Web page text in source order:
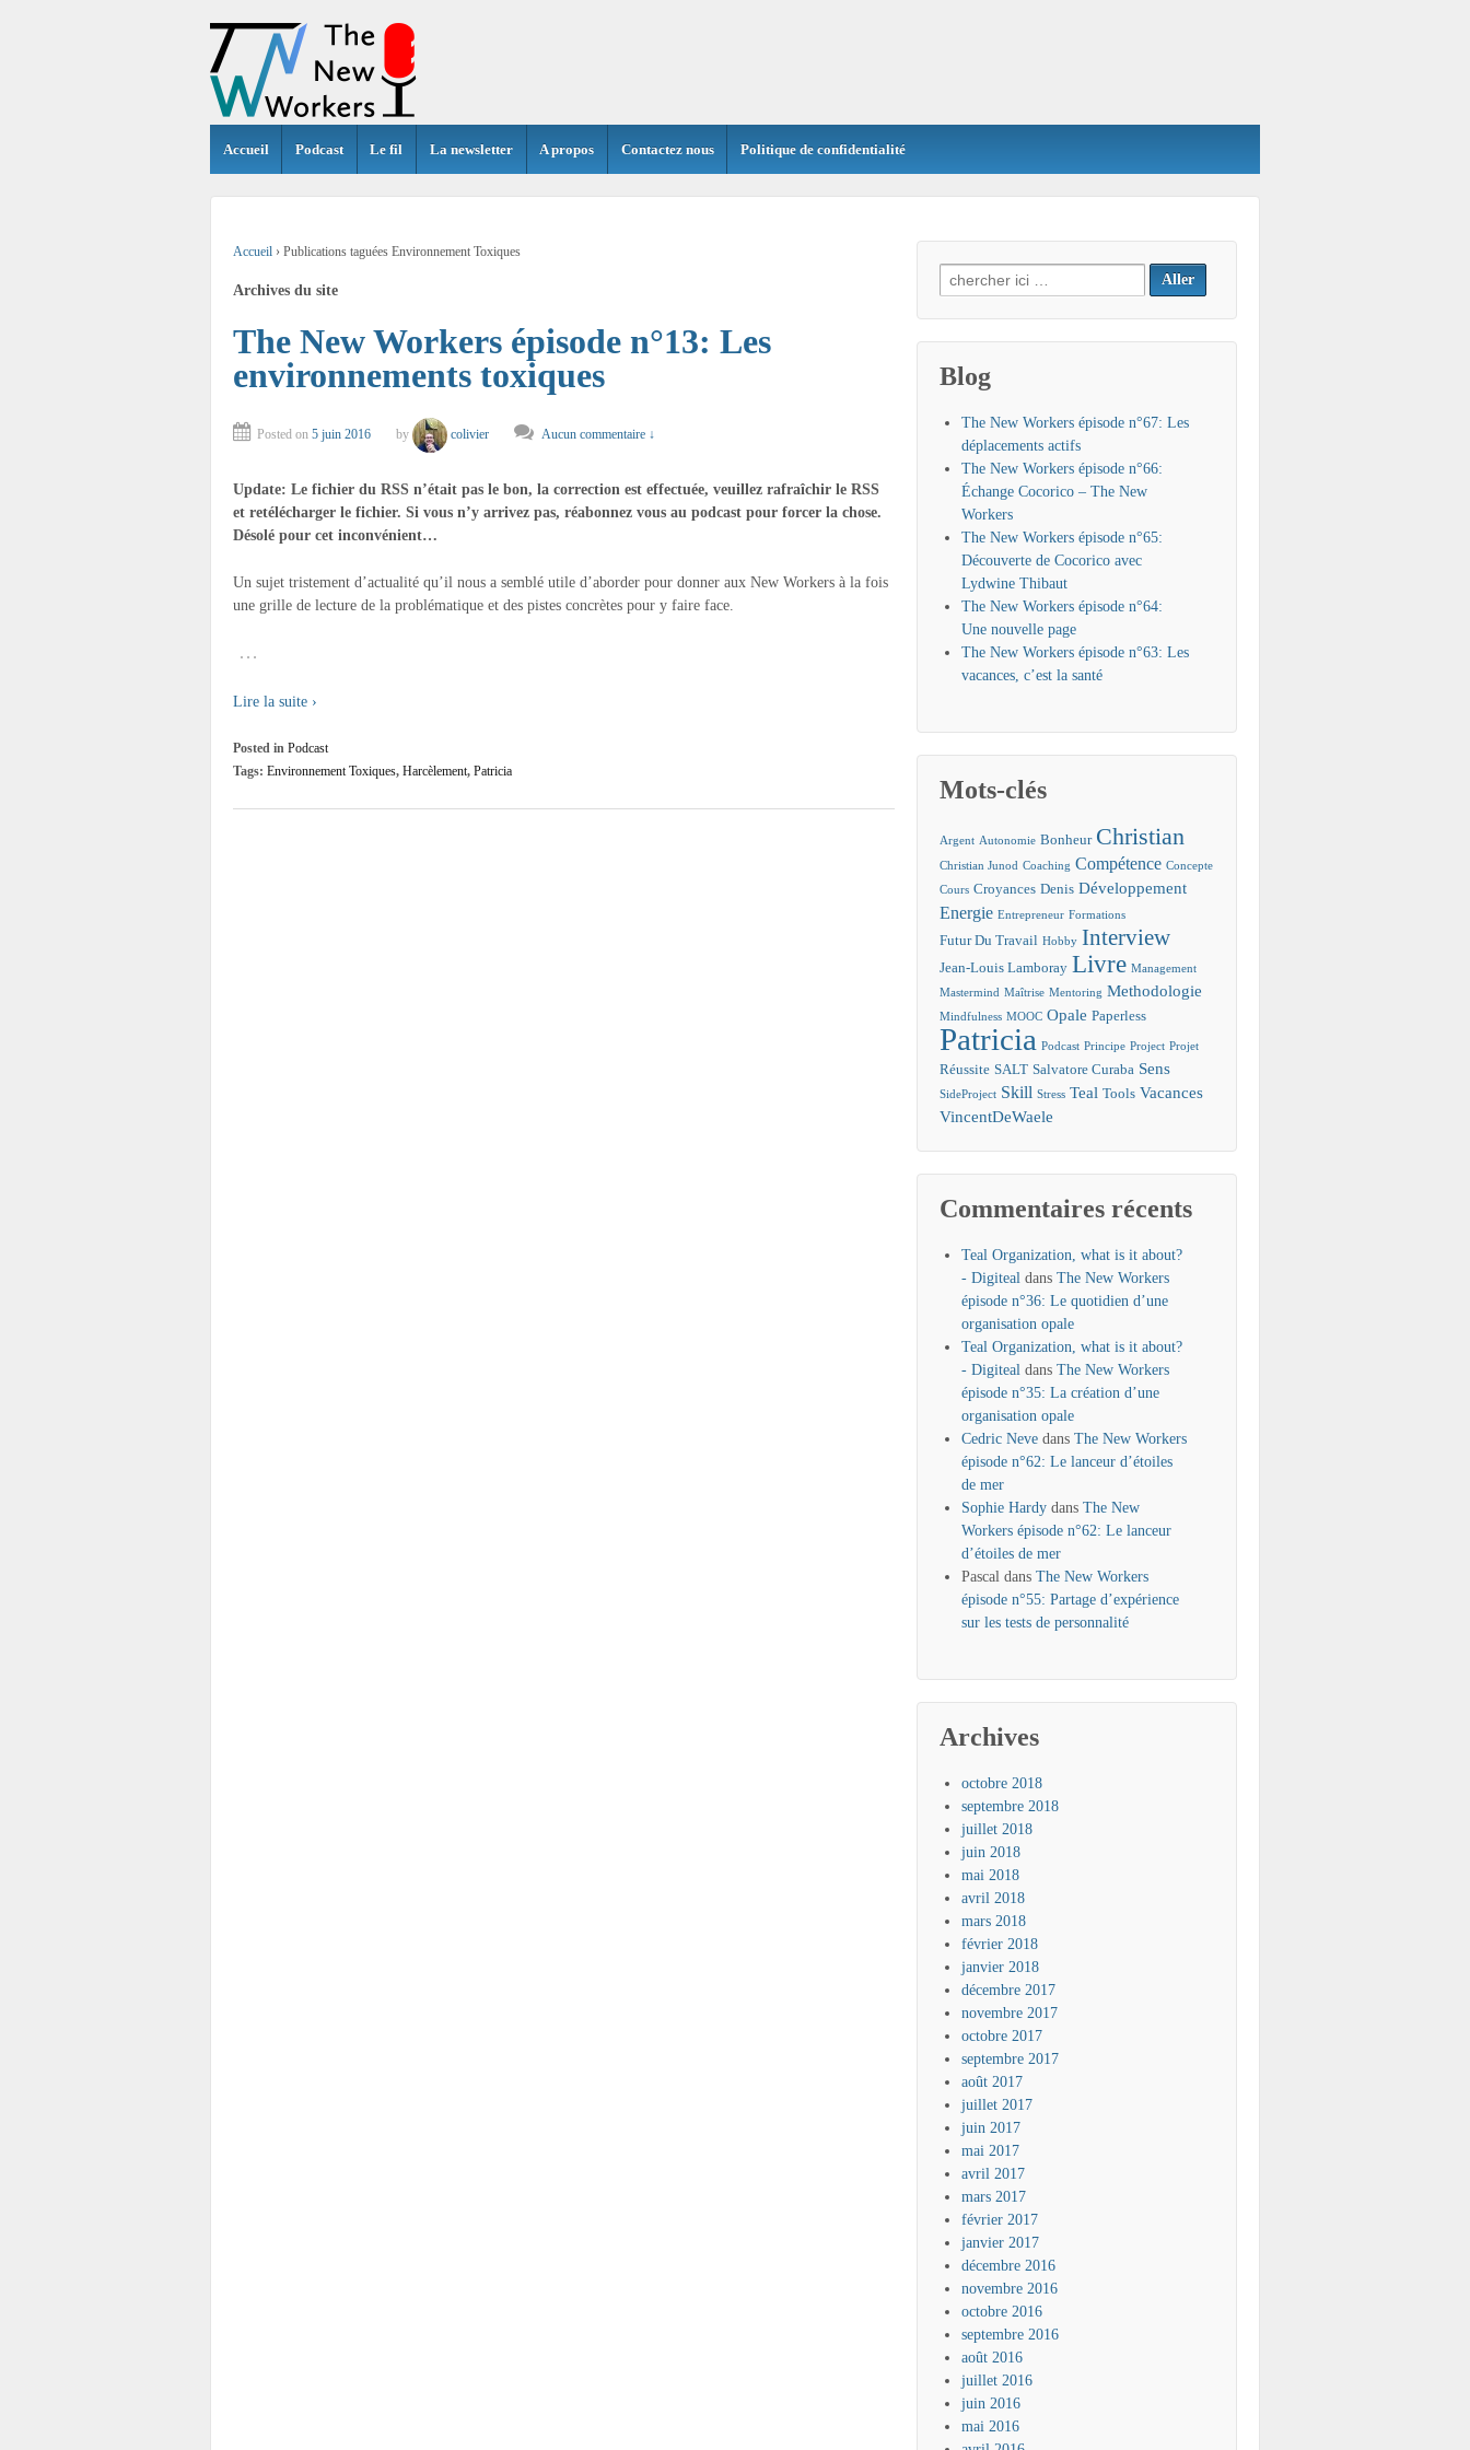
Accueil Podcast Le fil La newsletter A propos Contactez nous Politique de confidentialité
Accueil › Publications taguées Environnement Toxiques
Archives du site
The New Workers épisode n°13: Les
environnements toxiques
Posted on 5 juin 2016 by colivier Aucun commentaire ↓
Update: Le fichier du RSS n’était pas le bon, la correction est effectuée, veuillez rafraîchir le RSS
et retélécharger le fichier. Si vous n’y arrivez pas, réabonnez vous au podcast pour forcer la chose.
Désolé pour cet inconvénient…
Un sujet tristement d’actualité qu’il nous a semblé utile d’aborder pour donner aux New Workers à la fois
une grille de lecture de la problématique et des pistes concrètes pour y faire face.
…
Lire la suite ›
Posted in Podcast
Tags: Environnement Toxiques, Harcèlement, Patricia
Search
for:
Blog
The New Workers épisode n°67: Les
déplacements actifs
The New Workers épisode n°66:
Échange Cocorico – The New
Workers
The New Workers épisode n°65:
Découverte de Cocorico avec
Lydwine Thibaut
The New Workers épisode n°64:
Une nouvelle page
The New Workers épisode n°63: Les
vacances, c’est la santé
Mots-clés
Argent Autonomie Bonheur Christian
Christian Junod Coaching Compétence Concepte
Cours Croyances Denis Développement
Energie Entrepreneur Formations
Futur Du Travail Hobby Interview
Jean-Louis Lamboray Livre Management
Mastermind Maîtrise Mentoring Methodologie
Mindfulness MOOC Opale Paperless
Patricia Podcast Principe Project Projet
Réussite SALT Salvatore Curaba Sens
SideProject Skill Stress Teal Tools Vacances
VincentDeWaele
Commentaires récents
Teal Organization, what is it about?
- Digiteal dansThe New Workers
épisode n°36: Le quotidien d’une
organisation opale
Teal Organization, what is it about?
- Digiteal dansThe New Workers
épisode n°35: La création d’une
organisation opale
Cedric Neve dansThe New Workers
épisode n°62: Le lanceur d’étoiles
de mer
Sophie Hardy dansThe New
Workers épisode n°62: Le lanceur
d’étoiles de mer
Pascal dansThe New Workers
épisode n°55: Partage d’expérience
sur les tests de personnalité
Archives
octobre 2018
septembre 2018
juillet 2018
juin 2018
mai 2018
avril 2018
mars 2018
février 2018
janvier 2018
décembre 2017
novembre 2017
octobre 2017
septembre 2017
août 2017
juillet 2017
juin 2017
mai 2017
avril 2017
mars 2017
février 2017
janvier 2017
décembre 2016
novembre 2016
octobre 2016
septembre 2016
août 2016
juillet 2016
juin 2016
mai 2016